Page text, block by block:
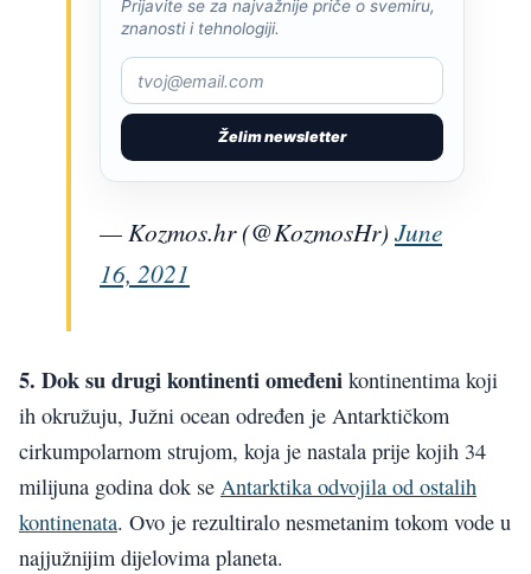
Želim newsletter
Prijavite se za najvažnije priče o svemiru,
znanosti i tehnologiji.
— Kozmos.hr (@KozmosHr)June
16, 2021
5. Dok su drugi kontinenti omeđeni kontinentima koji
ih okružuju, Južni ocean određen je Antarktičkom
cirkumpolarnom strujom, koja je nastala prije kojih 34
milijuna godina dok se Antarktika odvojila od ostalih
kontinenata. Ovo je rezultiralo nesmetanim tokom vode u
najjužnijim dijelovima planeta.